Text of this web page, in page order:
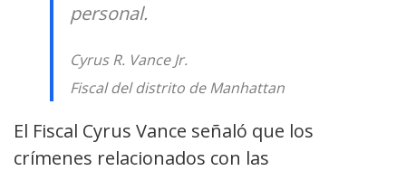
personal.
Cyrus R. Vance Jr.
Fiscal del distrito de Manhattan
El Fiscal Cyrus Vance señaló que los
crímenes relacionados con las